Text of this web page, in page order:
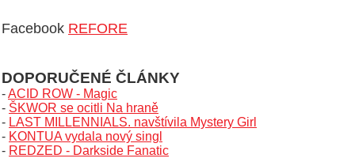
Facebook REFORE
DOPORUČENÉ ČLÁNKY
-ACID ROW - Magic
- ŠKWOR se ocitli Na hraně
- LAST MILLENNIALS. navštívila Mystery Girl
- KONTUA vydala nový singl
- REDZED - Darkside Fanatic